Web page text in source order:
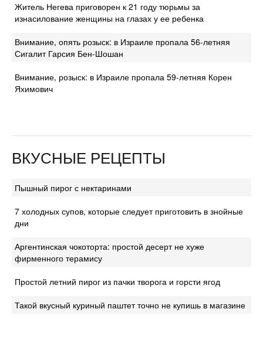
Житель Негева приговорен к 21 году тюрьмы за
изнасилование женщины на глазах у ее ребенка
Внимание, опять розыск: в Израиле пропала 56-летняя
Сигалит Гарсия Бен-Шошан
Внимание, розыск: в Израиле пропала 59-летняя Корен
Яхимович
ВКУСНЫЕ РЕЦЕПТЫ
Пышный пирог с нектаринами
7 холодных супов, которые следует приготовить в знойные
дни
Аргентинская чокоторта: простой десерт не хуже
фирменного терамису
Простой летний пирог из пачки творога и горсти ягод
Такой вкусный куриный паштет точно не купишь в магазине